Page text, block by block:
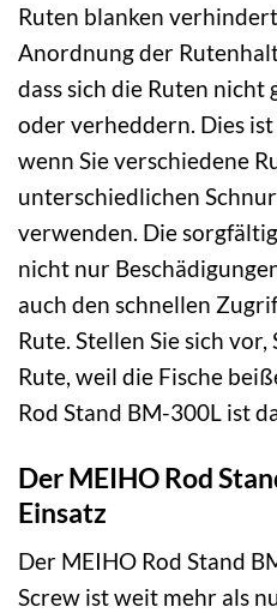
Ruten blanken
Anordnung der
dass sich die Ruten
oder verheddern. Dies
wenn Sie verschiedene
unterschiedlichen
verwenden. Die
nicht nur
auch den schnellen
Rute. Stellen Sie sich
Rute, weil die Fische
Rod Stand BM-300L ist
Der MEIHO Rod
Einsatz
Der MEIHO Rod Stand
Screw ist weit mehr als